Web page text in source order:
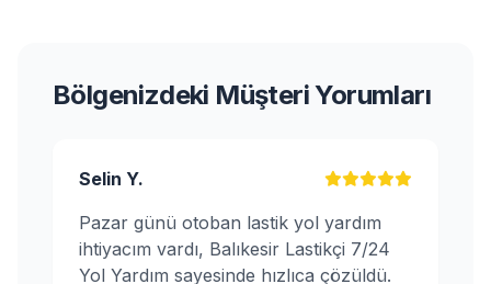
Bölgenizdeki Müşteri Yorumları
Selin Y.
Pazar günü otoban lastik yol yardım
ihtiyacım vardı, Balıkesir Lastikçi 7/24
Yol Yardım sayesinde hızlıca çözüldü.